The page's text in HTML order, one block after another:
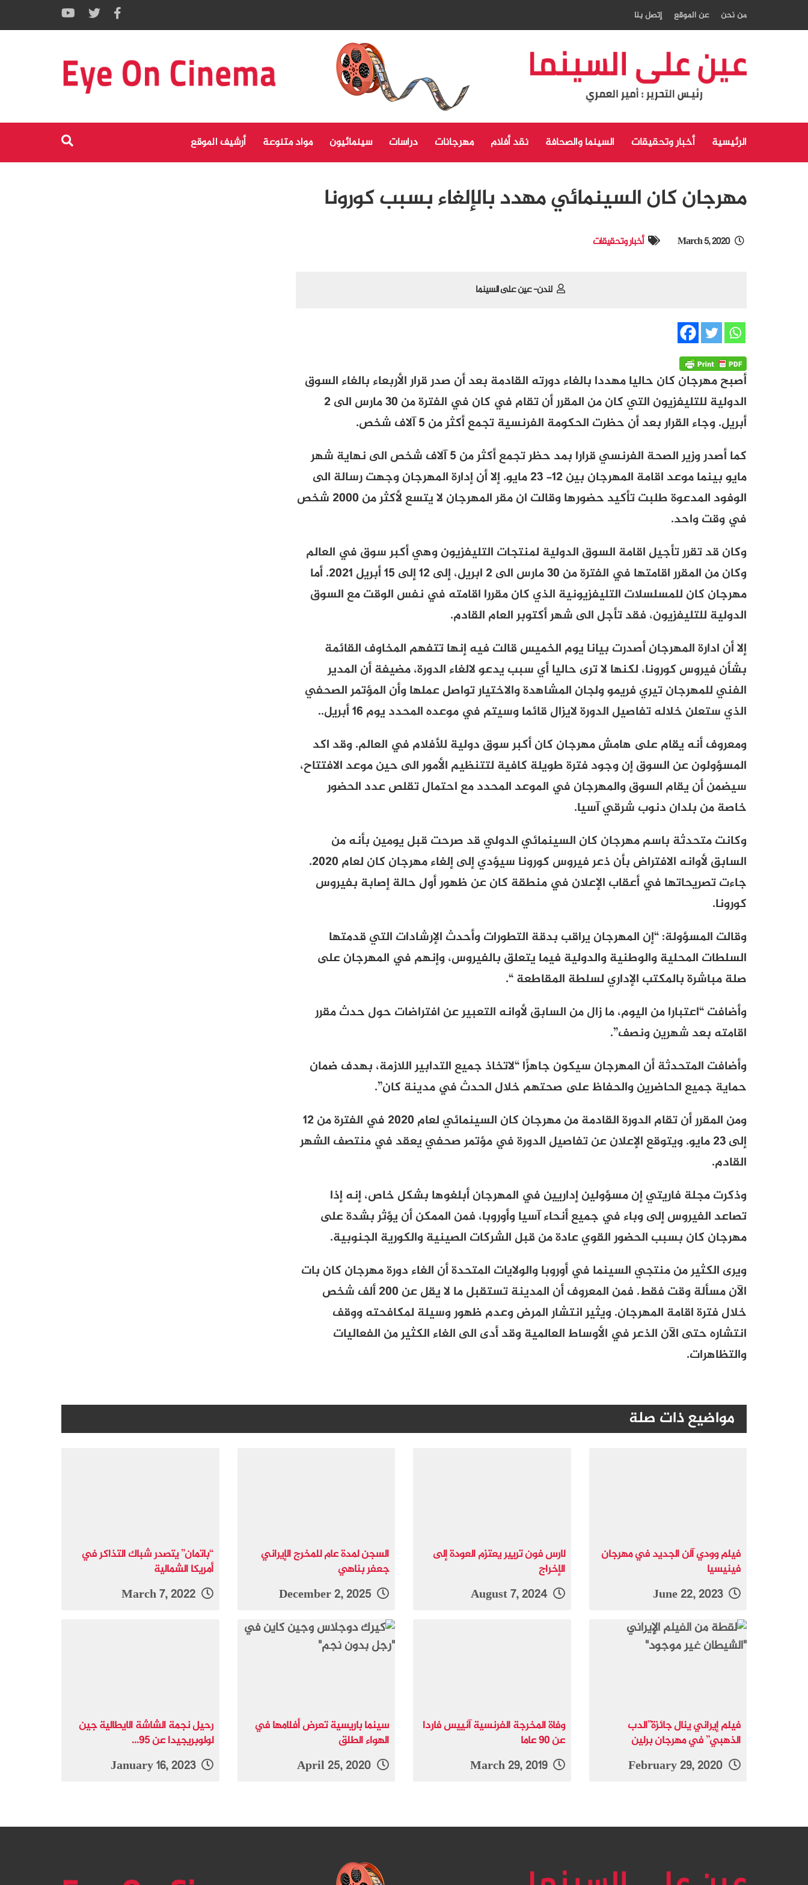
من نحن عن الموقع إتصل بنا
الرئيسية أخبار وتحقيقات السينما والصحافة نقد أفلام مهرجانات دراسات سينمائيون مواد متنوعة أرشيف الموقع
مهرجان كان السينمائي مهدد بالإلغاء بسبب كورونا
March 5, 2020 أخبار وتحقيقات
لندن- عين على السينما
أصبح مهرجان كان حاليا مهددا بالغاء دورته القادمة بعد أن صدر قرار الأربعاء بالغاء السوق
الدولية للتليفزيون التي كان من المقرر أن تقام في كان في الفترة من 30 مارس الى 2
أبريل. وجاء القرار بعد أن حظرت الحكومة الفرنسية تجمع أكثر من 5 آلاف شخص.
كما أصدر وزير الصحة الفرنسي قرارا بمد حظر تجمع أكثر من 5 آلاف شخص الى نهاية شهر
مايو بينما موعد اقامة المهرجان بين 12- 23 مايو. إلا أن إدارة المهرجان وجهت رسالة الى
الوفود المدعوة طلبت تأكيد حضورها وقالت ان مقر المهرجان لا يتسع لأكثر من 2000 شخص
في وقت واحد.
وكان قد تقرر تأجيل اقامة السوق الدولية لمنتجات التليفزيون وهي أكبر سوق في العالم
وكان من المقرر اقامتها في الفترة من 30 مارس الى 2 ابريل، إلى 12 إلى 15 أبريل 2021. أما
مهرجان كان للمسلسلات التليفزيونية الذي كان مقررا اقامته في نفس الوقت مع السوق
الدولية للتليفزيون، فقد تأجل الى شهر أكتوبر العام القادم.
إلا أن ادارة المهرجان أصدرت بيانا يوم الخميس قالت فيه إنها تتفهم المخاوف القائمة
بشأن فيروس كورونا، لكنها لا ترى حاليا أي سبب يدعو لالغاء الدورة، مضيفة أن المدير
الفني للمهرجان تيري فريمو ولجان المشاهدة والاختيار تواصل عملها وأن المؤتمر الصحفي
الذي ستعلن خلاله تفاصيل الدورة لايزال قائما وسيتم في موعده المحدد يوم 16 أبريل..
ومعروف أنه يقام على هامش مهرجان كان أكبر سوق دولية للأفلام في العالم. وقد اكد
المسؤولون عن السوق إن وجود فترة طويلة كافية لتتنظيم الأمور الى حين موعد الافتتاح،
سيضمن أن يقام السوق والمهرجان في الموعد المحدد مع احتمال تقلص عدد الحضور
خاصة من بلدان دنوب شرقي آسيا.
وكانت متحدثة باسم مهرجان كان السينمائي الدولي قد صرحت قبل يومين بأنه من
السابق لأوانه الافتراض بأن ذعر فيروس كورونا سيؤدي إلى إلغاء مهرجان كان لعام 2020.
جاءت تصريحاتها في أعقاب الإعلان في منطقة كان عن ظهور أول حالة إصابة بفيروس
كورونا.
وقالت المسؤولة: “إن المهرجان يراقب بدقة التطورات وأحدث الإرشادات التي قدمتها
السلطات المحلية والوطنية والدولية فيما يتعلق بالفيروس، وإنهم في المهرجان على
صلة مباشرة بالمكتب الإداري لسلطة المقاطعة “.
وأضافت “اعتبارا من اليوم، ما زال من السابق لأوانه التعبير عن افتراضات حول حدث مقرر
اقامته بعد شهرين ونصف”.
وأضافت المتحدثة أن المهرجان سيكون جاهزًا “لاتخاذ جميع التدابير اللازمة، بهدف ضمان
حماية جميع الحاضرين والحفاظ على صحتهم خلال الحدث في مدينة كان”.
ومن المقرر أن تقام الدورة القادمة من مهرجان كان السينمائي لعام 2020 في الفترة من 12
إلى 23 مايو. ويتوقع الإعلان عن تفاصيل الدورة في مؤتمر صحفي يعقد في منتصف الشهر
القادم.
وذكرت مجلة فاريتي إن مسؤولين إداريين في المهرجان أبلغوها بشكل خاص، إنه إذا
تصاعد الفيروس إلى وباء في جميع أنحاء آسيا وأوروبا، فمن الممكن أن يؤثر بشدة على
مهرجان كان بسبب الحضور القوي عادة من قبل الشركات الصينية والكورية الجنوبية.
ويرى الكثير من منتجي السينما في أوروبا والولايات المتحدة أن الغاء دورة مهرجان كان بات
الآن مسألة وقت فقط. فمن المعروف أن المدينة تستقبل ما لا يقل عن 200 ألف شخص
خلال فترة اقامة المهرجان. ويثير انتشار المرض وعدم ظهور وسيلة لمكافحته ووقف
انتشاره حتى الآن الذعر في الأوساط العالمية وقد أدى الى الغاء الكثير من الفعاليات
والتظاهرات.
مواضيع ذات صلة
فيلم وودي آلن الجديد في مهرجان
فينيسيا
June 22, 2023
لارس فون تريير يعتزم العودة إلى
الإخراج
August 7, 2024
السجن لمدة عام للمخرج الإيراني
جعفر بناهي
“باتمان” يتصدر شباك التذاكر في
أمريكا الشمالية
March 7, 2022
فيلم إيراني ينال جائزة”الدب
الذهبي” في مهرجان برلين
وفاة المخرجة الفرنسية آنييس فاردا
عن 90 عاما
March 29, 2019
سينما باريسية تعرض أفلامها في
الهواء الطلق
رحيل نجمة الشاشة الايطالية جين
لولوبريجيدا عن 95...
January 16, 2023